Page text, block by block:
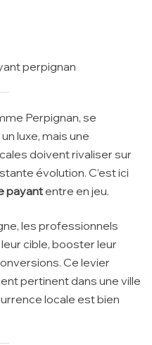
Perpignan, se
luxe, mais une
doivent rivaliser sur
évolution. C’est ici
payantentre en jeu.
les professionnels
cible, booster leur
Ce levier
pertinent dans une ville
locale est bien